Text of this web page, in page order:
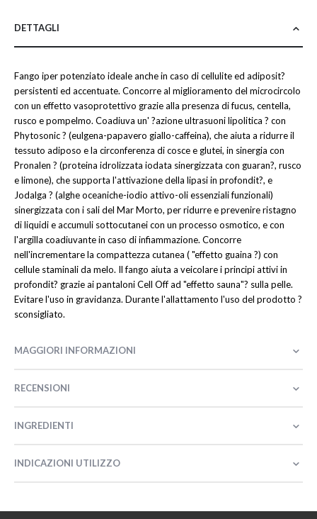
DETTAGLI
Fango iper potenziato ideale anche in caso di cellulite ed adiposit?
persistenti ed accentuate. Concorre al miglioramento del microcircolo
con un effetto vasoprotettivo grazie alla presenza di fucus, centella,
rusco e pompelmo. Coadiuva un' ?azione ultrasuoni lipolitica ? con
Phytosonic ? (eulgena-papavero giallo-caffeina), che aiuta a ridurre il
tessuto adiposo e la circonferenza di cosce e glutei, in sinergia con
Pronalen ? (proteina idrolizzata iodata sinergizzata con guaran?, rusco
e limone), che supporta l'attivazione della lipasi in profondit?, e
Jodalga ? (alghe oceaniche-iodio attivo-oli essenziali funzionali)
sinergizzata con i sali del Mar Morto, per ridurre e prevenire ristagno
di liquidi e accumuli sottocutanei con un processo osmotico, e con
l'argilla coadiuvante in caso di infiammazione. Concorre
nell'incrementare la compattezza cutanea ( "effetto guaina ?) con
cellule staminali da melo. Il fango aiuta a veicolare i principi attivi in
profondit? grazie ai pantaloni Cell Off ad "effetto sauna"? sulla pelle.
Evitare l'uso in gravidanza. Durante l'allattamento l'uso del prodotto ?
sconsigliato.
MAGGIORI INFORMAZIONI
RECENSIONI
INGREDIENTI
INDICAZIONI UTILIZZO